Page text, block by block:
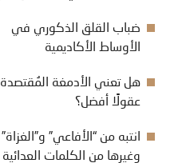
ضباب القلق الذكوري في
الأوساط الأكاديمية
هل تعني الأدمغة المُقتصدة
عقولًا أفضل؟
انتبه من “الأفاعي” و”الغزاة”
وغيرها من الكلمات العدائية